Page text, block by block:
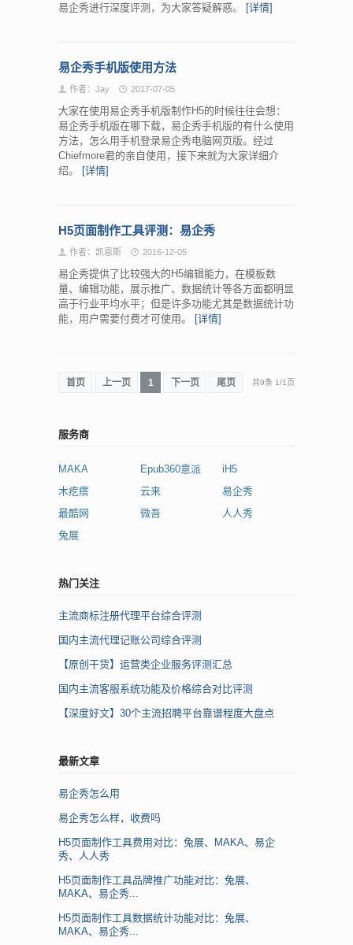
易企秀进行深度评测，为大家答疑解惑。
[详情]
易企秀手机版使用方法
作者：Jay 2017-07-05
大家在使用易企秀手机版制作H5的时候往往会想：
易企秀手机版在哪下载，易企秀手机版的有什么使用
方法，怎么用手机登录易企秀电脑网页版。经过
Chiefmore君的亲自使用，接下来就为大家详细介
绍。
[详情]
H5页面制作工具评测：易企秀
作者：凯恩斯 2016-12-05
易企秀提供了比较强大的H5编辑能力，在模板数
量、编辑功能，展示推广、数据统计等各方面都明显
高于行业平均水平；但是许多功能尤其是数据统计功
能，用户需要付费才可使用。
[详情]
首页 上一页 1 下一页 尾页 共9条 1/1页
服务商
MAKA Epub360意派
iH5
木疙瘩
云来
易企秀
最酷网
微吾
人人秀
兔展
热门关注
主流商标注册代理平台综合评测
国内主流代理记账公司综合评测
【原创干货】运营类企业服务评测汇总
国内主流客服系统功能及价格综合对比评测
【深度好文】30个主流招聘平台靠谱程度大盘点
最新文章
易企秀怎么用
易企秀怎么样，收费吗
H5页面制作工具费用对比：兔展、MAKA、易企
秀、人人秀
H5页面制作工具品牌推广功能对比：兔展、
MAKA、易企秀...
H5页面制作工具数据统计功能对比：兔展、
MAKA、易企秀...